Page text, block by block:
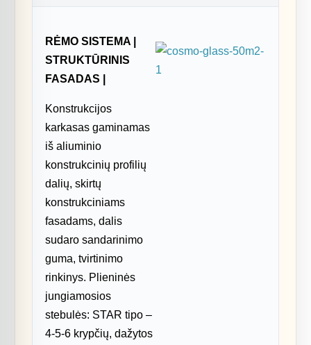
RĖMO SISTEMA |
STRUKTŪRINIS
FASADAS |
Konstrukcijos
karkasas gaminamas
iš aliuminio
konstrukcinių profilių
dalių, skirtų
konstrukciniams
fasadams, dalis
sudaro sandarinimo
guma, tvirtinimo
rinkinys. Plieninės
jungiamosios
stebulės: STAR tipo –
4-5-6 krypčių, dažytos